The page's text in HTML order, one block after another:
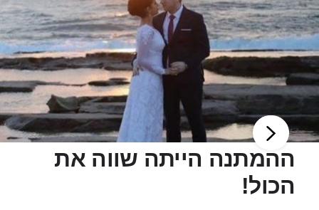
ההמתנה הייתה שווה את
הכול!